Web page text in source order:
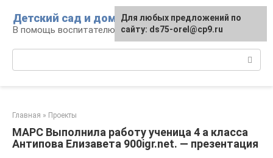
контенту
Детский сад и дом
В помощь воспитателю и родителям
Главная » Проекты
МАРС Выполнила работу ученица 4 а класса
Антипова Елизавета 900igr.net. — презентация
Для любых предложений по
сайту: ds75-orel@cp9.ru